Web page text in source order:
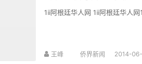
1ii阿根廷华人网 1ii阿根廷华人
王峰 侨界新闻 2014-